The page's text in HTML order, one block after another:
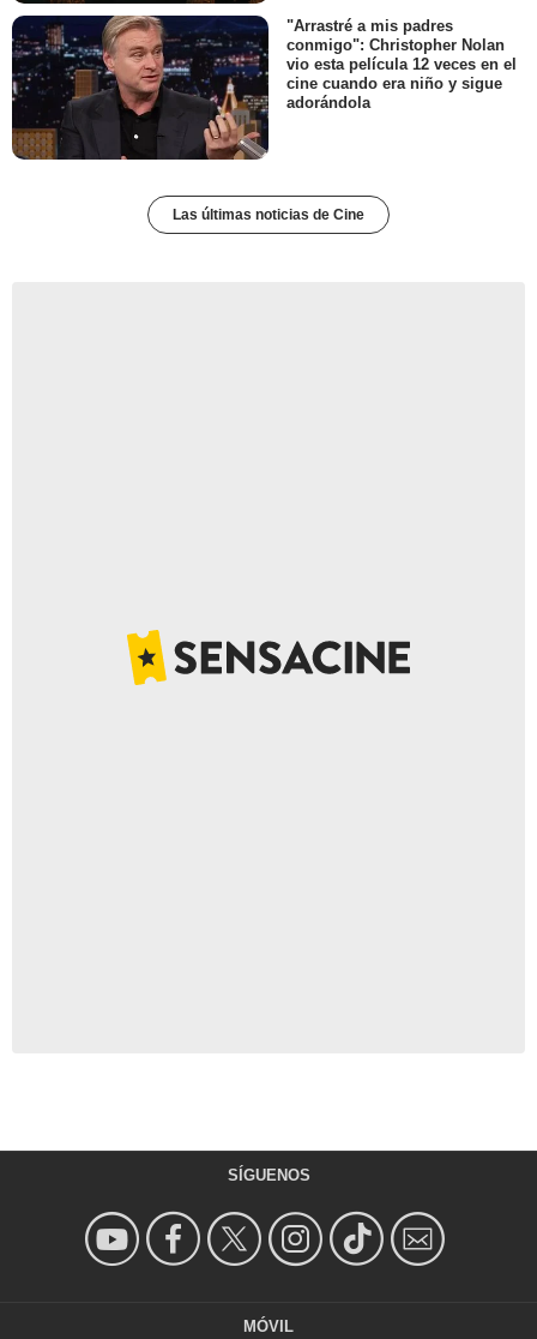
"Arrastré a mis padres
conmigo": Christopher Nolan
vio esta película 12 veces en el
cine cuando era niño y sigue
adorándola
Las últimas noticias de Cine
SÍGUENOS
MÓVIL